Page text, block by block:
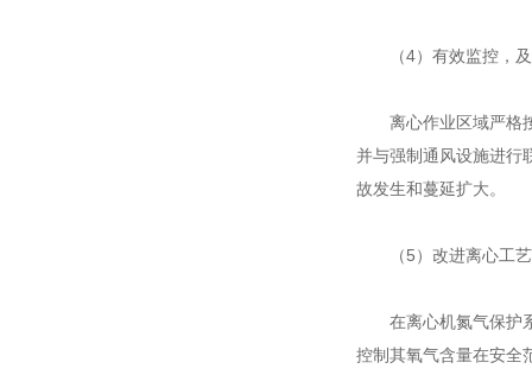
（4）有效监控，及
离心作业区域严格按
并与强制通风设施进行
故发生和蔓延扩大。
（5）改进离心工艺
在离心机氮气保护系
控制其氧气含量在安全